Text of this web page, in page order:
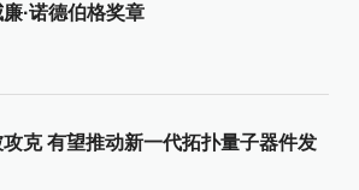
·诺德伯格奖章
克 有望推动新一代拓扑量子器件发